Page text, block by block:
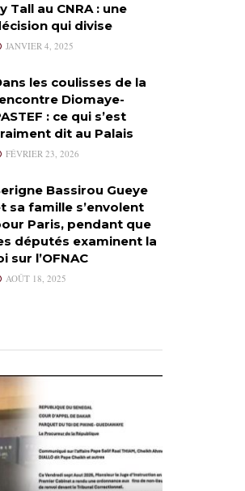
Tall au CNRA : une
qui divise
JANVIER 4, 2025
les coulisses de la
Diomaye-
: ce qui s’est
dit au Palais
FÉVRIER 23, 2026
Bassirou Gueye
sa famille s’envolent
Paris, pendant que
députés examinent la
sur l’OFNAC
AOÛT 18, 2025